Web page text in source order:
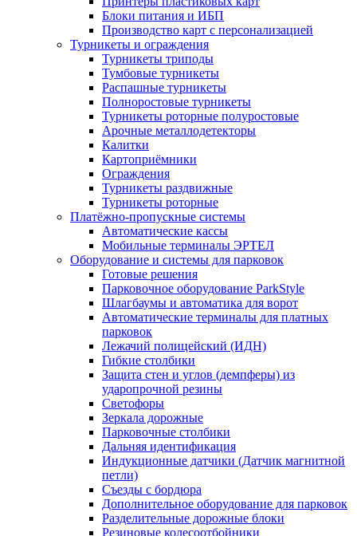
Блоки питания и ИБП
Производство карт с персонализацией
Турникеты и ограждения
Турникеты триподы
Тумбовые турникеты
Распашные турникеты
Полноростовые турникеты
Турникеты роторные полуростовые
Арочные металлодетекторы
Калитки
Картоприёмники
Ограждения
Турникеты раздвижные
Турникеты роторные
Платёжно-пропускные системы
Автоматические кассы
Мобильные терминалы ЭРТЕЛ
Оборудование и системы для парковок
Готовые решения
Парковочное оборудование ParkStyle
Шлагбаумы и автоматика для ворот
Автоматические терминалы для платных
парковок
Лежачий полицейский (ИДН)
Гибкие столбики
Защита стен и углов (демпферы) из
ударопрочной резины
Светофоры
Зеркала дорожные
Парковочные столбики
Дальняя идентификация
Индукционные датчики (Датчик магнитной
петли)
Съезды с бордюра
Дополнительное оборудование для парковок
Разделительные дорожные блоки
Резиновые колесоотбойники